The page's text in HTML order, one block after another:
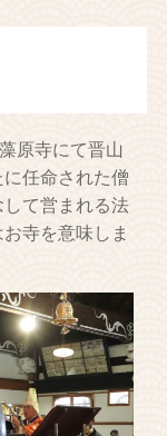
原寺にて晋山
任命された僧
て営まれる法
寺を意味しま